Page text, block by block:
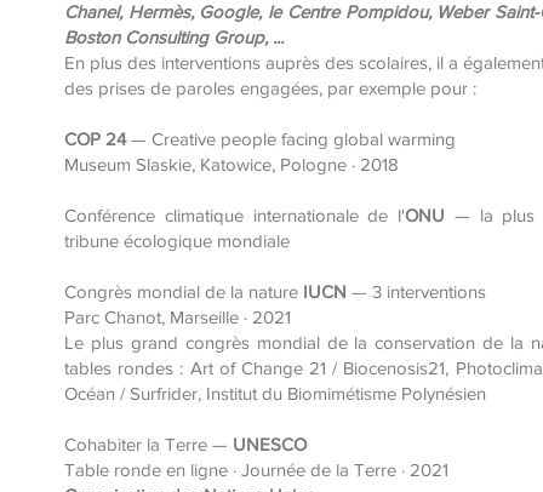
Chanel, Hermès, Google, le Centre Pompidou, Weber
Boston Consulting Group, ...
En plus des interventions auprès des scolaires, il a
des prises de paroles engagées, par exemple pour :
COP 24— Creative people facing global warming
Museum Slaskie, Katowice, Pologne · 2018
Conférence climatique internationale de l'ONU — la plus
tribune écologique mondiale
Congrès mondial de la nature IUCN — 3 interventions
Parc Chanot, Marseille · 2021
Le plus grand congrès mondial de la conservation de la
tables rondes : Art of Change 21 / Biocenosis21,
Océan / Surfrider, Institut du Biomimétisme Polynésien
Cohabiter la Terre — UNESCO
Table ronde en ligne · Journée de la Terre · 2021